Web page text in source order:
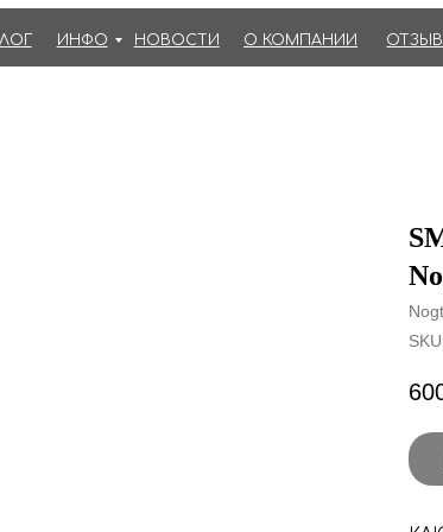
ИНФО НОВОСТИ О КОМПАНИИ